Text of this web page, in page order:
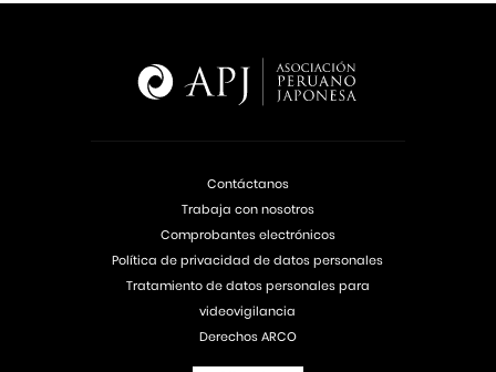
Contáctanos
Trabaja con nosotros
Comprobantes electrónicos
Política de privacidad de datos personales
Tratamiento de datos personales para
videovigilancia
Derechos ARCO